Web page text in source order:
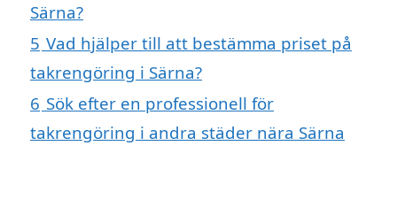
Särna?
5 Vad hjälper till att bestämma priset på
takrengöring i Särna?
6 Sök efter en professionell för
takrengöring i andra städer nära Särna